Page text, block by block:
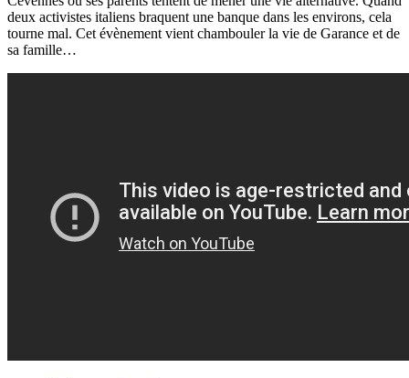
deux activistes italiens braquent une banque dans les environs, cela
tourne mal. Cet évènement vient chambouler la vie de Garance et de
sa famille…